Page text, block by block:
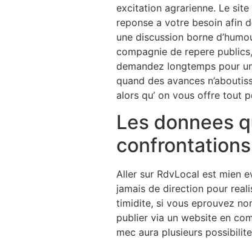
excitation agrarienne. Le
reponse a votre besoin afin
une discussion borne
compagnie de repere
demandez longtemps pour
quand des avances
alors qu’ on vous offre tout
Les donnees
Aller sur RdvLocal est mien
jamais de direction pour
timidite, si vous eprouvez
publier via un website en
mec aura plusieurs